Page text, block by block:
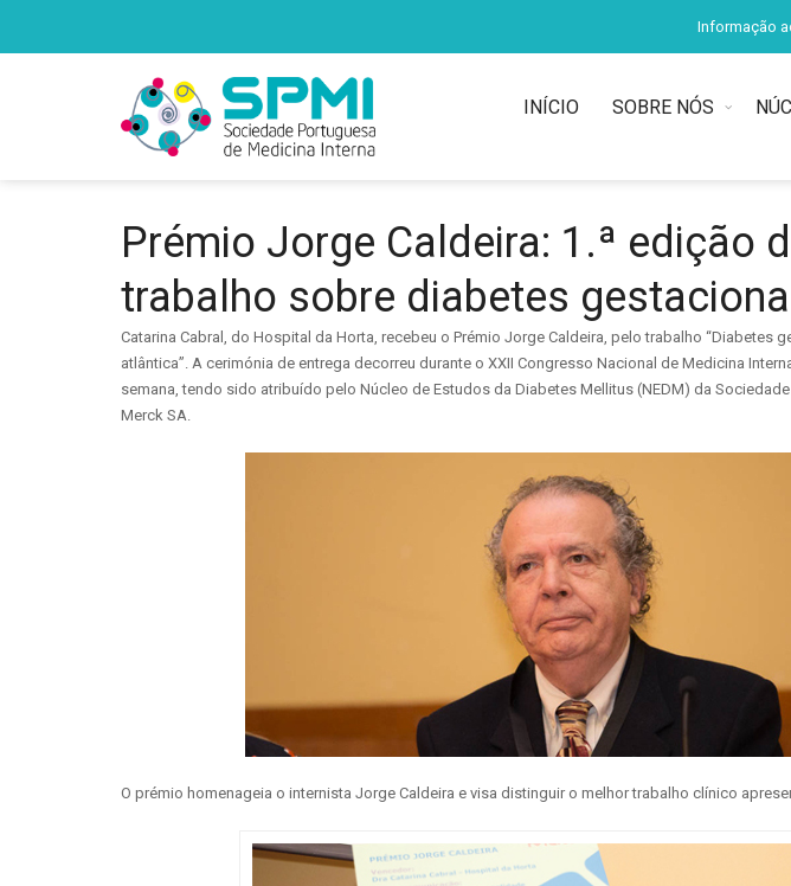
Informação
INÍCIO SOBRE NÓS
Prémio Jorge Caldeira: 1.ª edição
trabalho sobre diabetes gestacional
Catarina Cabral, do Hospital da Horta, recebeu o Prémio Jorge Caldeira, pelo trabalho “Diabetes
atlântica”. A cerimónia de entrega decorreu durante o XXII Congresso Nacional de Medicina
semana, tendo sido atribuído pelo Núcleo de Estudos da Diabetes Mellitus (NEDM) da
Merck SA.
O prémio homenageia o internista Jorge Caldeira e visa distinguir o melhor trabalho clínico